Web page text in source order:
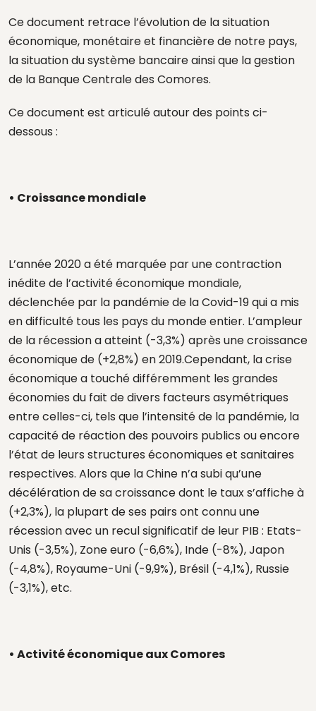
Ce document retrace l’évolution de la situation
économique, monétaire et financière de notre pays,
la situation du système bancaire ainsi que la gestion
de la Banque Centrale des Comores.
Ce document est articulé autour des points ci-
dessous :
• Croissance mondiale
L’année 2020 a été marquée par une contraction
inédite de l’activité économique mondiale,
déclenchée par la pandémie de la Covid-19 qui a mis
en difficulté tous les pays du monde entier. L’ampleur
de la récession a atteint (-3,3%) après une croissance
économique de (+2,8%) en 2019.Cependant, la crise
économique a touché différemment les grandes
économies du fait de divers facteurs asymétriques
entre celles-ci, tels que l’intensité de la pandémie, la
capacité de réaction des pouvoirs publics ou encore
l’état de leurs structures économiques et sanitaires
respectives. Alors que la Chine n’a subi qu’une
décélération de sa croissance dont le taux s’affiche à
(+2,3%), la plupart de ses pairs ont connu une
récession avec un recul significatif de leur PIB : Etats-
Unis (-3,5%), Zone euro (-6,6%), Inde (-8%), Japon
(-4,8%), Royaume-Uni (-9,9%), Brésil (-4,1%), Russie
(-3,1%), etc.
• Activité économique aux Comores